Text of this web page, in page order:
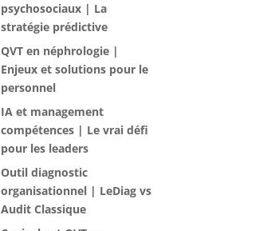
psychosociaux | La
stratégie prédictive
QVT en néphrologie |
Enjeux et solutions pour le
personnel
IA et management
compétences | Le vrai défi
pour les leaders
Outil diagnostic
organisationnel | LeDiag vs
Audit Classique